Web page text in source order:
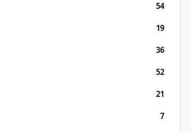
54
19
36
52
21
7